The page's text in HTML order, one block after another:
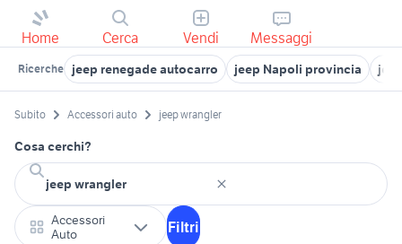
Home Cerca Vendi Messaggi
Ricerche jeep renegade autocarro jeep Napoli provincia
Subito Accessori auto jeep wrangler
Cosa cerchi?
Accessori
Auto
Filtri